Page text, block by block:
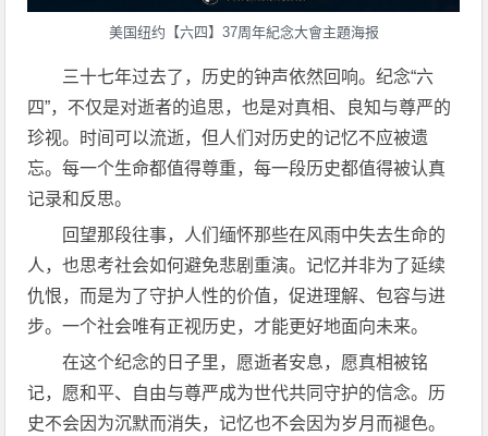
美国纽约【六四】37周年紀念大會主題海报
三十七年过去了，历史的钟声依然回响。纪念“六
四”，不仅是对逝者的追思，也是对真相、良知与尊严的
珍视。时间可以流逝，但人们对历史的记忆不应被遗
忘。每一个生命都值得尊重，每一段历史都值得被认真
记录和反思。
回望那段往事，人们缅怀那些在风雨中失去生命的
人，也思考社会如何避免悲剧重演。记忆并非为了延续
仇恨，而是为了守护人性的价值，促进理解、包容与进
步。一个社会唯有正视历史，才能更好地面向未来。
在这个纪念的日子里，愿逝者安息，愿真相被铭
记，愿和平、自由与尊严成为世代共同守护的信念。历
史不会因为沉默而消失，记忆也不会因为岁月而褪色。